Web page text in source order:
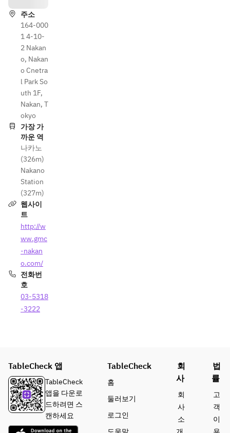
주소
164-000
1 4-10-
2 Nakan
o, Nakan
o Cnetra
l Park So
uth 1F,
Nakan, T
okyo
가장 가
까운 역
나카노
(326m)
Nakano
Station
(327m)
웹사이
트
http://w
ww.gmc
-nakan
o.com/
전화번
호
03-5318
-3222
TableCheck 앱
TableCheck
앱을 다운로
드하려면 스
캔하세요
TableCheck
홈
둘러보기
로그인
회
사
회
사
소
법
률
고
객
이